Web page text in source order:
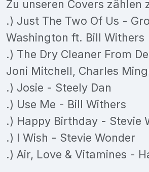
Zu unseren Covers zählen
.) Just The Two Of Us -
Washington ft. Bill Withers
.) The Dry Cleaner From
Joni Mitchell, Charles
.) Josie - Steely Dan
.) Use Me - Bill Withers
.) Happy Birthday - Stevie
.) I Wish - Stevie Wonder
.) Air, Love & Vitamines -